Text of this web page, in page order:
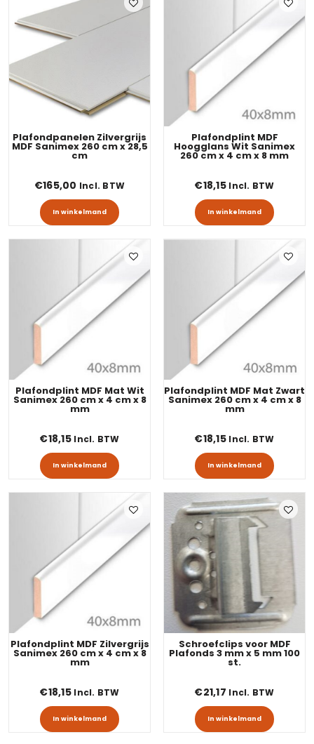
Plafondpanelen Zilvergrijs
MDF Sanimex 260 cm x 28,5
cm
€165,00 Incl. BTW
In winkelmand
Plafondplint MDF
Hoogglans Wit Sanimex
260 cm x 4 cm x 8 mm
€18,15 Incl. BTW
In winkelmand
Plafondplint MDF Mat Wit
Sanimex 260 cm x 4 cm x 8
mm
€18,15 Incl. BTW
In winkelmand
Plafondplint MDF Mat Zwart
Sanimex 260 cm x 4 cm x 8
mm
€18,15 Incl. BTW
In winkelmand
Plafondplint MDF Zilvergrijs
Sanimex 260 cm x 4 cm x 8
mm
€18,15 Incl. BTW
In winkelmand
Schroefclips voor MDF
Plafonds 3 mm x 5 mm 100
st.
€21,17 Incl. BTW
In winkelmand